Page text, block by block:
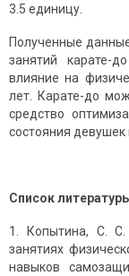
3.5 единицу.
Полученные
занятий карате-
влияние на
лет. Карате-до
средство
состояния девушек
Список
Копытина, С.
занятиях
навыков